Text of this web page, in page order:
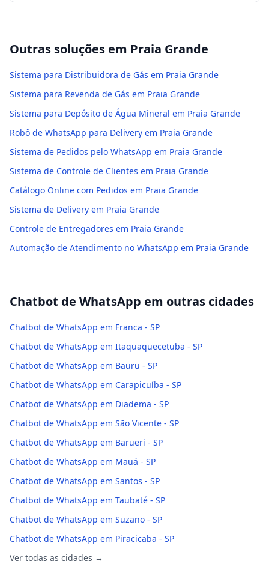
Outras soluções em Praia Grande
Sistema para Distribuidora de Gás em Praia Grande
Sistema para Revenda de Gás em Praia Grande
Sistema para Depósito de Água Mineral em Praia Grande
Robô de WhatsApp para Delivery em Praia Grande
Sistema de Pedidos pelo WhatsApp em Praia Grande
Sistema de Controle de Clientes em Praia Grande
Catálogo Online com Pedidos em Praia Grande
Sistema de Delivery em Praia Grande
Controle de Entregadores em Praia Grande
Automação de Atendimento no WhatsApp em Praia Grande
Chatbot de WhatsApp em outras cidades
Chatbot de WhatsApp em Franca - SP
Chatbot de WhatsApp em Itaquaquecetuba - SP
Chatbot de WhatsApp em Bauru - SP
Chatbot de WhatsApp em Carapicuíba - SP
Chatbot de WhatsApp em Diadema - SP
Chatbot de WhatsApp em São Vicente - SP
Chatbot de WhatsApp em Barueri - SP
Chatbot de WhatsApp em Mauá - SP
Chatbot de WhatsApp em Santos - SP
Chatbot de WhatsApp em Taubaté - SP
Chatbot de WhatsApp em Suzano - SP
Chatbot de WhatsApp em Piracicaba - SP
Ver todas as cidades →